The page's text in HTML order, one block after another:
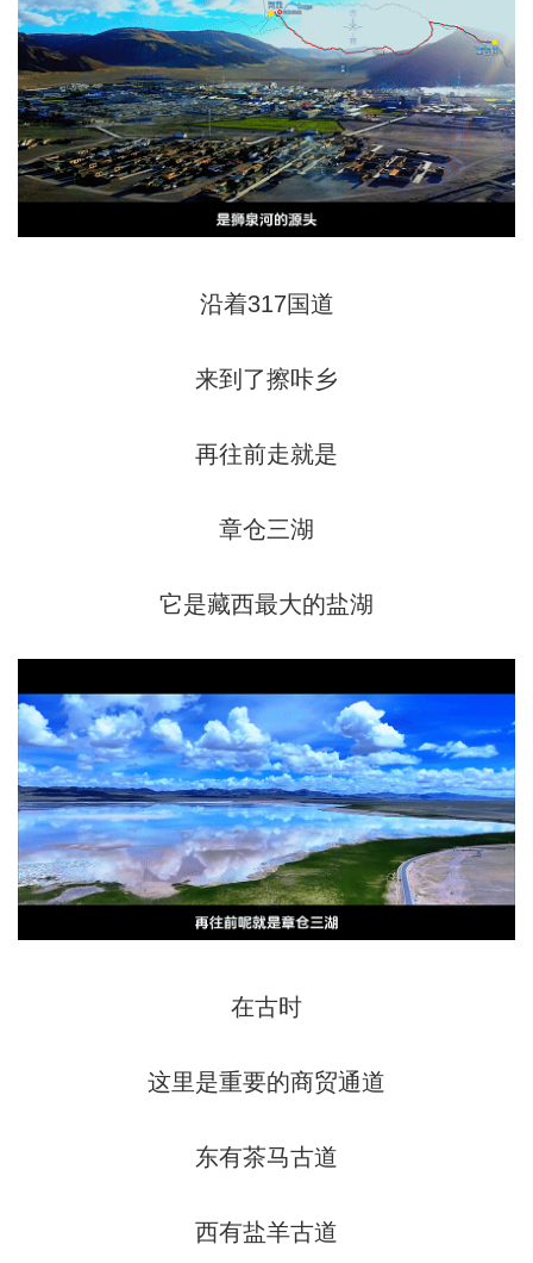
沿着317国道
来到了擦咔乡
再往前走就是
章仓三湖
它是藏西最大的盐湖
在古时
这里是重要的商贸通道
东有茶马古道
西有盐羊古道